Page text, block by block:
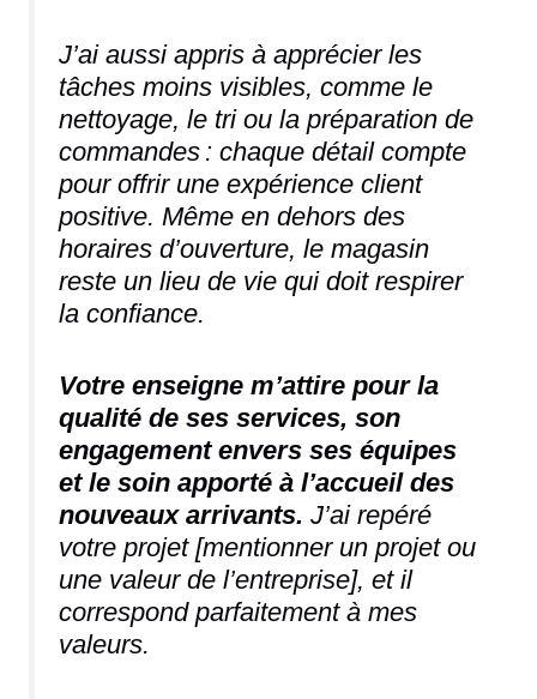
J’ai aussi appris à apprécier les
tâches moins visibles, comme le
nettoyage, le tri ou la préparation de
commandes : chaque détail compte
pour offrir une expérience client
positive. Même en dehors des
horaires d’ouverture, le magasin
reste un lieu de vie qui doit respirer
la confiance.
Votre enseigne m’attire pour la
qualité de ses services, son
engagement envers ses équipes
et le soin apporté à l’accueil des
nouveaux arrivants. J’ai repéré
votre projet [mentionner un projet ou
une valeur de l’entreprise], et il
correspond parfaitement à mes
valeurs.